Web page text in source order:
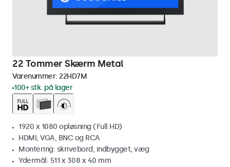
22 Tommer Skærm Metal
Varenummer: 22HD7M
100+ stk. på lager
1920 x 1080 opløsning (Full HD)
HDMI, VGA, BNC og RCA
Montering: skrivebord, indbygget, væg
Ydermål: 511 x 308 x 40 mm